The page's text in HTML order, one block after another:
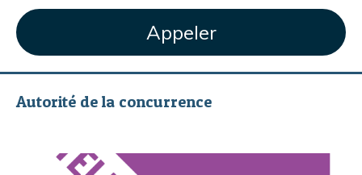
Appeler
Autorité de la concurrence